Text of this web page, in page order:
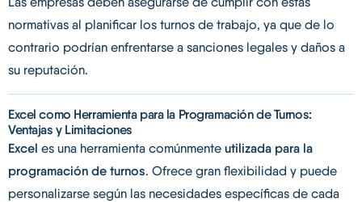
normativas al planificar los turnos de trabajo, ya que de lo
contrario podrían enfrentarse a sanciones legales y daños a
su reputación.
Excel como Herramienta para la Programación de Turnos:
Ventajas y Limitaciones
Excel es una herramienta comúnmente utilizada para la
programación de turnos. Ofrece gran flexibilidad y puede
personalizarse según las necesidades específicas de cada